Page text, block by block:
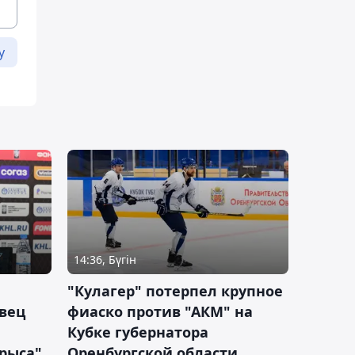
14:36, Бүгін
"Кулагер" потерпел крупное
фиаско против "АКМ" на
Кубке губернатора